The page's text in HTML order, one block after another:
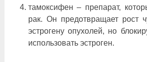
тамоксифен ‒ препарат,
рак. Он предотвращает рост
эстрогену опухолей, но
использовать эстроген.